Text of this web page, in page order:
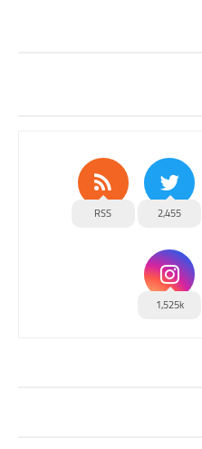
2,455
RSS
1,525k